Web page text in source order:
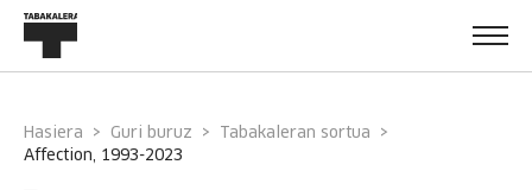
Hasiera Guri buruz
Tabakaleran sortua
affection, 1993-2023